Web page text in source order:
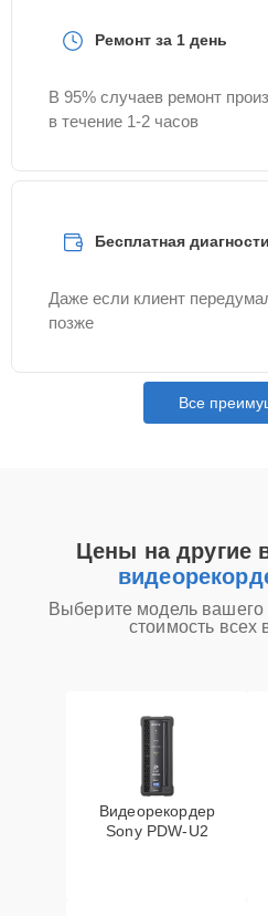
Ремонт за 1 день
В 95% случаев ремонт
в течение 1-2 часов
Бесплатная
Даже если клиент
позже
Все
Цены на другие
Выберите модель вашего
стоимость всех
Видеорекордер
Sony PDW-U2